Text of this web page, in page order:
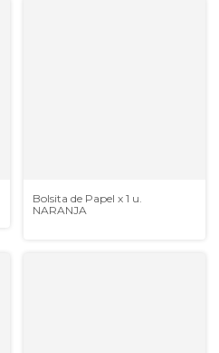
Bolsita de Papel x 1 u.
NARANJA